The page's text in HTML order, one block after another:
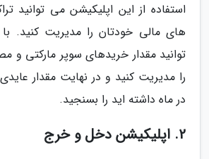
استفاده از این اپلیکیشن می توانید
های مالی خودتان را مدیریت کنید.
توانید مقدار خریدهای سوپر مارکتی و
را مدیریت کنید و در نهایت مقدار
در ماه داشته اید را بسنجید.
2. اپلیکیشن دخل و خرج